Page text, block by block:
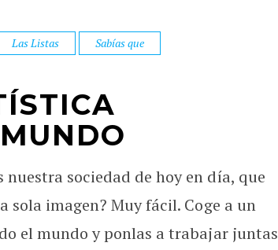
Las Listas Sabías que
sociedad de hoy en día, que
imagen? Muy fácil. Coge a un
el mundo y ponlas a trabajar juntas